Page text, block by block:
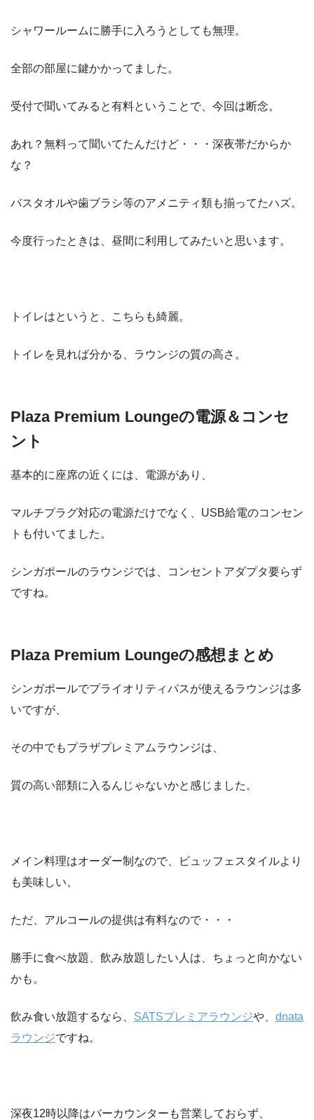
シャワールームに勝手に入ろうとしても無理。
全部の部屋に鍵かかってました。
受付で聞いてみると有料ということで、今回は断念。
あれ？無料って聞いてたんだけど・・・深夜帯だからか
な？
バスタオルや歯ブラシ等のアメニティ類も揃ってたハズ。
今度行ったときは、昼間に利用してみたいと思います。
トイレはというと、こちらも綺麗。
トイレを見れば分かる、ラウンジの質の高さ。
Plaza Premium Loungeの電源＆コンセ
ント
基本的に座席の近くには、電源があり、
マルチプラグ対応の電源だけでなく、USB給電のコンセン
トも付いてました。
シンガポールのラウンジでは、コンセントアダプタ要らず
ですね。
Plaza Premium Loungeの感想まとめ
シンガポールでプライオリティパスが使えるラウンジは多
いですが、
その中でもプラザプレミアムラウンジは、
質の高い部類に入るんじゃないかと感じました。
メイン料理はオーダー制なので、ビュッフェスタイルより
も美味しい。
ただ、アルコールの提供は有料なので・・・
勝手に食べ放題、飲み放題したい人は、ちょっと向かない
かも。
飲み食い放題するなら、 SATSプレミアラウンジや、 dnata
ラウンジですね。
深夜12時以降はバーカウンターも営業しておらず、